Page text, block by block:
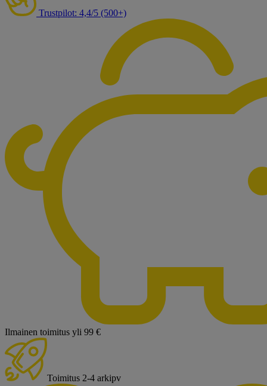
Trustpilot: 4,4/5 (500+)
Ilmainen toimitus yli 99 €
Toimitus 2-4 arkipv